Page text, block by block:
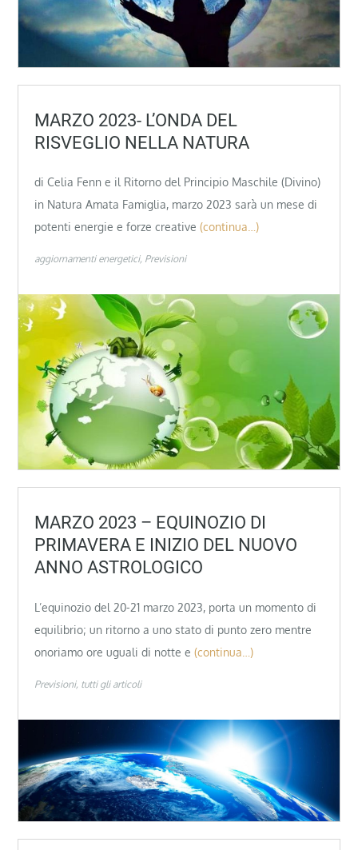
MARZO 2023- L’ONDA DEL
RISVEGLIO NELLA NATURA
di Celia Fenn e il Ritorno del Principio Maschile (Divino)
in Natura Amata Famiglia, marzo 2023 sarà un mese di
potenti energie e forze creative (continua…)
aggiornamenti energetici Previsioni
MARZO 2023 – EQUINOZIO DI
PRIMAVERA E INIZIO DEL NUOVO
ANNO ASTROLOGICO
L’equinozio del 20-21 marzo 2023, porta un momento di
equilibrio; un ritorno a uno stato di punto zero mentre
onoriamo ore uguali di notte e (continua…)
Previsioni tutti gli articoli